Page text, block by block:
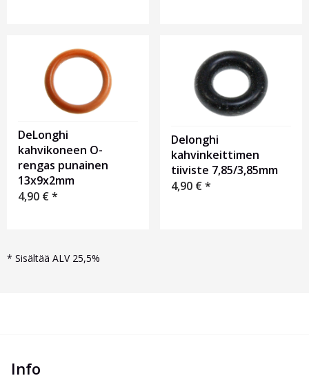
DeLonghi
kahvikoneen O-
rengas punainen
13х9х2mm
4,90 €*
Delonghi
kahvinkeittimen
tiiviste 7,85/3,85mm
4,90 €*
* Sisältää ALV 25,5%
Info